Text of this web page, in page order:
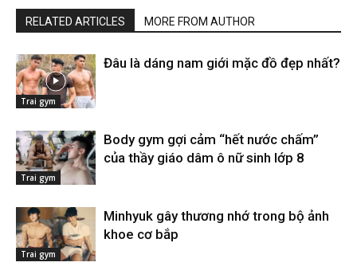
RELATED ARTICLES MORE FROM AUTHOR
Trai gym
Đâu là dáng nam giới mặc đồ đẹp nhất?
Trai gym
Body gym gợi cảm “hết nước chấm”
của thầy giáo dâm ô nữ sinh lớp 8
Trai gym
Minhyuk gây thương nhớ trong bộ ảnh
khoe cơ bắp